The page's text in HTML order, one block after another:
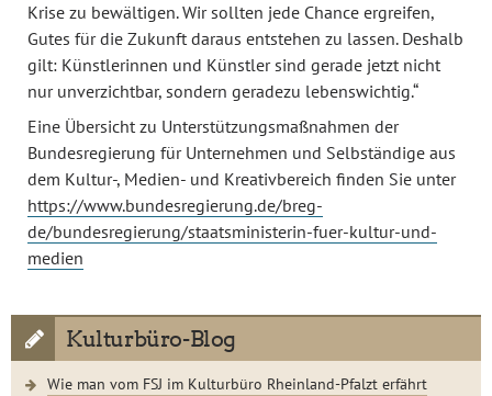
Krise zu bewältigen. Wir sollten jede Chance ergreifen,
Gutes für die Zukunft daraus entstehen zu lassen. Deshalb
gilt: Künstlerinnen und Künstler sind gerade jetzt nicht
nur unverzichtbar, sondern geradezu lebenswichtig.“
Eine Übersicht zu Unterstützungsmaßnahmen der
Bundesregierung für Unternehmen und Selbständige aus
dem Kultur-, Medien- und Kreativbereich finden Sie unter
https://www.bundesregierung.de/breg-
de/bundesregierung/staatsministerin-fuer-kultur-und-
medien
Kulturbüro-Blog
Wie man vom FSJ im Kulturbüro Rheinland-Pfalzt erfährt